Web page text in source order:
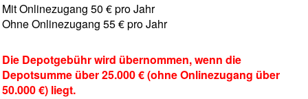
Mit Onlinezugang 50 € pro Jahr
Ohne Onlinezugang 55 € pro Jahr
Die Depotgebühr wird übernommen, wenn die
Depotsumme über 25.000 € (ohne Onlinezugang über
50.000 €) liegt.